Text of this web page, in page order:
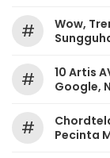
#
Wow,
#
10 Artis
Google,
#
Pecinta